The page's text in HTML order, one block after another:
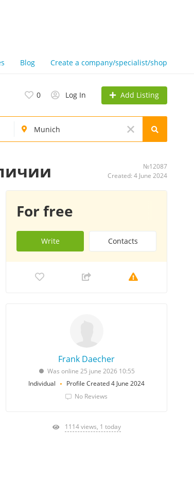
Blog Create a company/specialist/shop
0 Log In Add Listing
№12087
Created: 4 June 2024
For free
Write Contacts
Frank Daecher
Was online 25 june 2026 10:55
Individual
Profile Created 4 June 2024
No Reviews
1114 views, 1 today